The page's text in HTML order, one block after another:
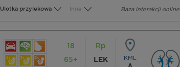
Baza interakcji online
Ulotka przylekowa Inne
18
65+
Rp
LEK
KML